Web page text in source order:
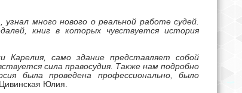
много нового о реальной работе судей.
книг в которых чувствуется история
Карелия, само здание представляет собой
сила правосудия. Также нам подробно
была проведена профессионально, было
Юлия.